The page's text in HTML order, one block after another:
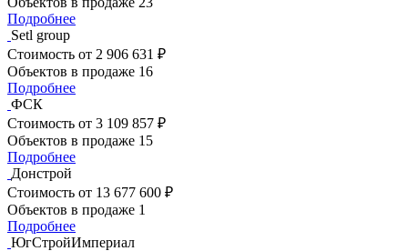
Подробнее
Setl group
Стоимость от 2 906 631 ₽
Объектов в продаже 16
Подробнее
ФСК
Стоимость от 3 109 857 ₽
Объектов в продаже 15
Подробнее
Донстрой
Стоимость от 13 677 600 ₽
Объектов в продаже 1
Подробнее
ЮгСтройИмпериал